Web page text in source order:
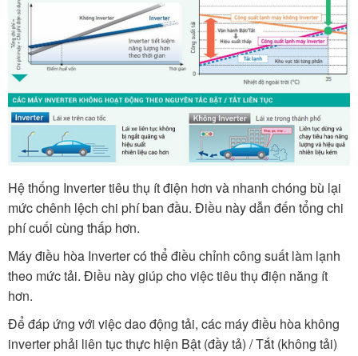
Hệ thống Inverter tiêu thụ ít điện hơn và nhanh chóng bù lại
mức chênh lệch chi phí ban đầu. Điều này dẫn đến tổng chi
phí cuối cùng thấp hơn.
Máy điều hòa Inverter có thể điều chỉnh công suất làm lạnh
theo mức tải. Điều này giúp cho việc tiêu thụ điện năng ít
hơn.
Để đáp ứng với việc dao động tải, các máy điều hòa không
inverter phải liên tục thực hiện Bật (đầy tả) / Tắt (không tải)